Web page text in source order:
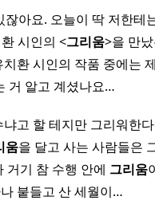
아요. 오늘이 딱 저한테
시인의 <그리움>을 만
환 시인의 작품 중에는
거 알고 계셨나요…
고 할 테지만 그리워한
움을 달고 사는 사람들은
거기 참 수행 안에 그리움
붙들고 산 세월이…